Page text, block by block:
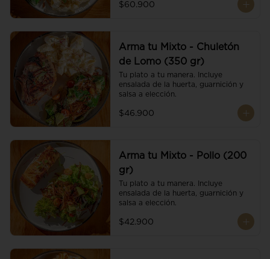
$60.900
Arma tu Mixto - Chuletón
de Lomo (350 gr)
Tu plato a tu manera. Incluye
ensalada de la huerta, guarnición y
salsa a elección.
$46.900
Arma tu Mixto - Pollo (200
gr)
Tu plato a tu manera. Incluye
ensalada de la huerta, guarnición y
salsa a elección.
$42.900